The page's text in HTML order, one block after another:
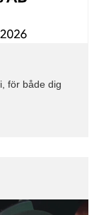
för både dig